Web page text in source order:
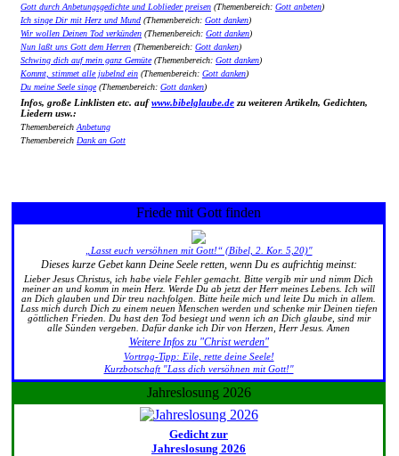
Gott durch Anbetungsgedichte und Loblieder preisen (Themenbereich: Gott anbeten)
Ich singe Dir mit Herz und Mund (Themenbereich: Gott danken)
Wir wollen Deinen Tod verkünden (Themenbereich: Gott danken)
Nun laßt uns Gott dem Herren (Themenbereich: Gott danken)
Schwing dich auf mein ganz Gemüte(Themenbereich: Gott danken)
Kommt, stimmet alle jubelnd ein (Themenbereich: Gott danken)
Du meine Seele singe(Themenbereich: Gott danken)
Infos, große Linklisten etc. aufwww.bibelglaube.de zu weiteren Artikeln, Gedichten,
Liedern usw.:
ThemenbereichAnbetung
Themenbereich Dank an Gott
Friede mit Gott finden
„Lasst euch versöhnen mit Gott!“ (Bibel, 2. Kor. 5,20)"
Dieses kurze Gebet kann Deine Seele retten, wenn Du es aufrichtig meinst:
Lieber Jesus Christus, ich habe viele Fehler gemacht. Bitte vergib mir und nimm Dich
meiner an und komm in mein Herz. Werde Du ab jetzt der Herr meines Lebens. Ich will
an Dich glauben und Dir treu nachfolgen. Bitte heile mich und leite Du mich in allem.
Lass mich durch Dich zu einem neuen Menschen werden und schenke mir Deinen tiefen
göttlichen Frieden. Du hast den Tod besiegt und wenn ich an Dich glaube, sind mir
alle Sünden vergeben. Dafür danke ich Dir von Herzen, Herr Jesus. Amen
Weitere Infos zu "Christ werden"
Vortrag-Tipp: Eile, rette deine Seele!
Kurzbotschaft "Lass dich versöhnen mit Gott!"
Jahreslosung 2026
Gedicht zur
Jahreslosung 2026